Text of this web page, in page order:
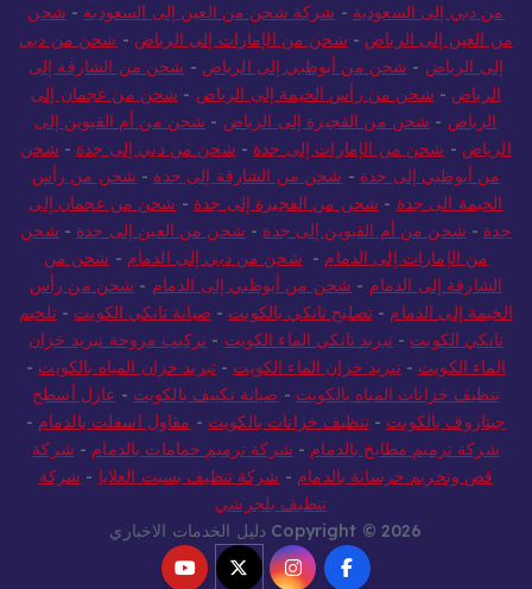
دبي إلى السعودية-شركة شحن من العين إلى السعودية-شحن
العين إلى الرياض-شحن من الإمارات إلى الرياض-شحن من دبي
الرياض-شحن من أبوظبي إلى الرياض-شحن من الشارقة إلى
-شحن من رأس الخيمة إلى الرياض-شحن من عجمان إلى
الرياض-شحن من الفجيرة إلى الرياض-شحن من أم القيوين إلى
-شحن من الإمارات إلى جدة-شحن من دبي إلى جدة-شحن
أبوظبي إلى جدة-شحن من الشارقة إلى جدة-شحن من رأس
الى جدة-شحن من الفجيرة إلى جدة-شحن من عجمان إلى
-شحن من أم القيوين إلى جدة-شحن من العين إلى جدة-شحن
من الإمارات إلى الدمام-شحن من دبي إلى الدمام-شحن من
إلى الدمام-شحن من أبوظبي إلى الدمام-شحن من رأس
إلى الدمام-تصليح تانكي بالكويت-صيانة تانكي الكويت-تلحيم
الكويت-تبريد تانكي الماء الكويت-تركيب مروحة تبريد خزان
الكويت-تبريد خزان الماء الكويت-تبريد خزان المياه بالكويت-
تنظيف خزانات المياه بالكويت-صيانة تكييف بالكويت-عازل أسطح
بالكويت-تنظيف خزانات بالكويت-مقاول اسفلت بالدمام-
شركة ترميم مطابخ بالدمام-شركة ترميم حمامات بالدمام-شركة
قص وتخريم خرسانة بالدمام-شركة تنظيف بسبت العلايا-شركة
تنظيف بلجرشي
Copyright © 2026 دليل الخدمات الاخباري